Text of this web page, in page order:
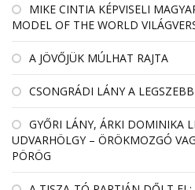
MIKE CINTIA KÉPVISELI
MODEL OF THE WORLD
A JÖVŐJÜK MÚLHAT RAJTA
CSONGRÁDI LÁNY A
GYŐRI LÁNY, ÁRKI DOMINIKA
UDVARHÖLGY – ÖRÖKMOZGÓ
PÖRÖG